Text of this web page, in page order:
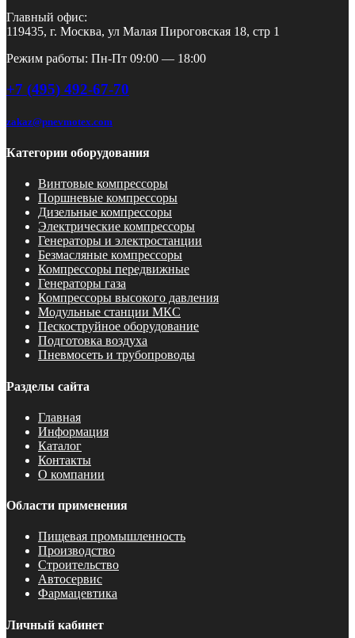
Главный офис:
119435, г. Москва, ул Малая Пироговская 18, стр 1
Режим работы: Пн-Пт 09:00 — 18:00
+7 (495) 492-67-70
zakaz@pnevmotex.com
Категории оборудования
Винтовые компрессоры
Поршневые компрессоры
Дизельные компрессоры
Электрические компрессоры
Генераторы и электростанции
Безмасляные компрессоры
Компрессоры передвижные
Генераторы газа
Компрессоры высокого давления
Модульные станции МКС
Пескоструйное оборудование
Подготовка воздуха
Пневмосеть и трубопроводы
Разделы сайта
Главная
Информация
Каталог
Контакты
О компании
Области применения
Пищевая промышленность
Производство
Строительство
Автосервис
Фармацевтика
Личный кабинет